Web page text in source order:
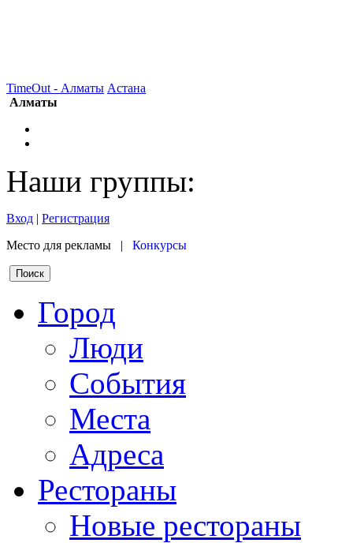
TimeOut - Алматы Астана
Алматы
Наши группы:
Вход | Регистрация
Место для рекламы | Конкурсы
Город
Люди
События
Места
Адреса
Рестораны
Новые рестораны